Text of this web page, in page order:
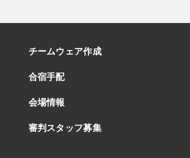
チームウェア作成
合宿手配
会場情報
審判スタッフ募集